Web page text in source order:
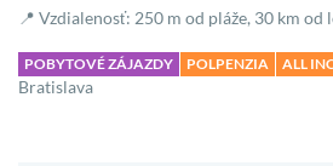
📍 Vzdialenosť: 250 m od pláže, 30 km
POBYTOVÉ ZÁJAZDY POLPENZIA ALL
Bratislava